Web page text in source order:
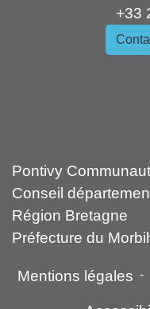
+33
Pontivy
Conseil
Région Bretagne
Préfecture du
Mentions légales -